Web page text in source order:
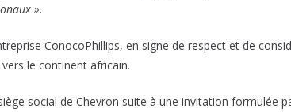
».
ConocoPhillips, en signe de respect et de
le continent africain.
social de Chevron suite à une invitation formulée